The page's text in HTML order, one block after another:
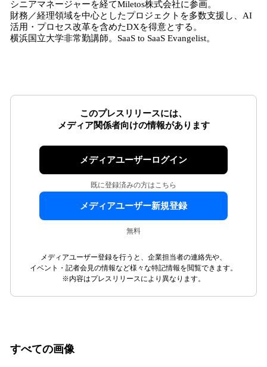
シニアマネージャーを経てMiletos株式会社に参画。
財務／経理領域を中心としたプロジェクトを多数支援し、AI
活用・プロセス改革を含めたDXを得意とする。
横浜国立大学非常勤講師。SaaS to SaaS Evangelist。
このプレスリリースには、
メディア関係者向けの情報があります
メディアユーザーログイン
既に登録済みの方はこちら
メディアユーザー新規登録
無料
メディアユーザー登録を行うと、企業担当者の連絡先や、
イベント・記者会見の情報など様々な特記情報を閲覧できます。
※内容はプレスリリースにより異なります。
すべての画像